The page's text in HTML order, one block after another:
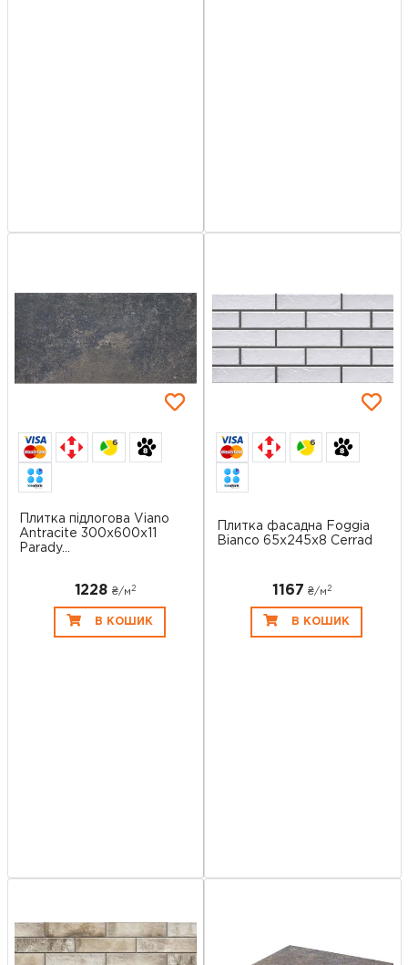
6
Плитка підлогова Viano
Antracite 300x600x11
Parady...
1228 ₴/м 2
В КОШИК
6
Плитка фасадна Foggia
Bianco 65x245x8 Cerrad
1167 ₴/м2
В КОШИК